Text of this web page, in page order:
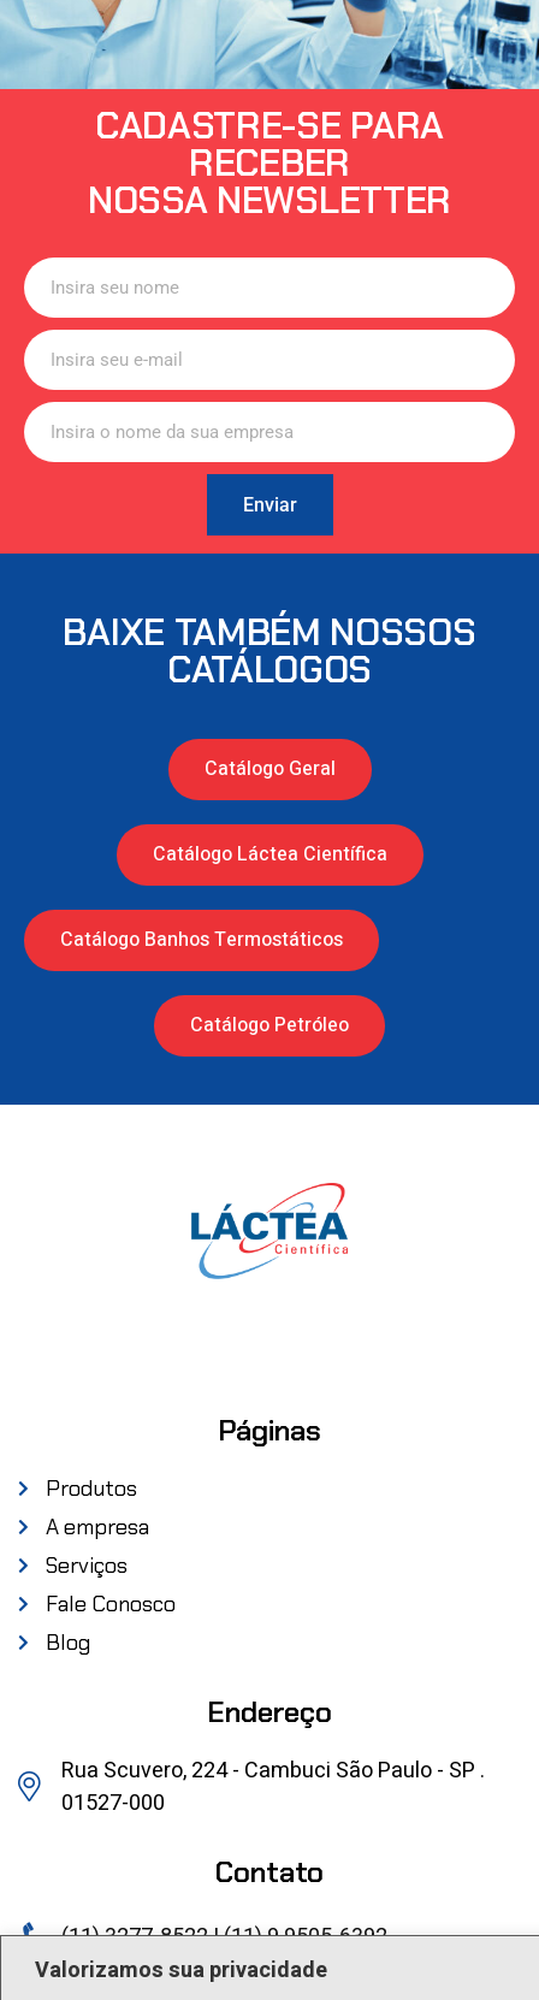
Valorizamos sua privacidade
CADASTRE-SE PARA
RECEBER
NOSSA NEWSLETTER
Enviar
BAIXE TAMBÉM NOSSOS
CATÁLOGOS
Catálogo Geral
Catálogo Láctea Científica
Catálogo Banhos Termostáticos
Catálogo Petróleo
Páginas
Produtos
A empresa
Serviços
Fale Conosco
Blog
Endereço
Rua Scuvero, 224 - Cambuci São Paulo - SP .
01527-000
Contato
(11) 3277-8522 | (11) 9 9505-6392
lactea@lactea.com.br